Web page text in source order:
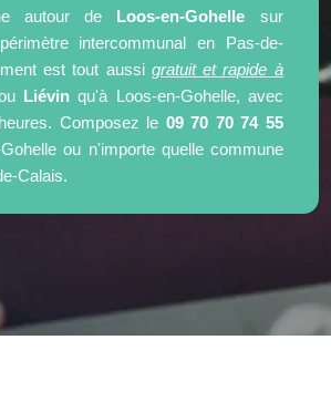
autour de Loos-en-Gohelle sur
intercommunal en Pas-de-
est tout aussi gratuit et rapide à
Liévin qu'à Loos-en-Gohelle, avec
Composez le 09 70 70 74 55
ou n'importe quelle commune
Calais.